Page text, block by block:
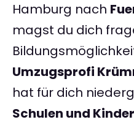
Hamburg nach
magst du dich
Umzugsprofi
hat für dich
Schulen und